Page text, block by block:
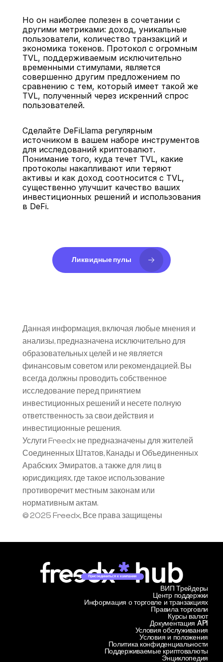
Но он наиболее полезен в сочетании с
другими метриками: доход, уникальные
пользователи, количество транзакций и
экономика токенов. Протокол с огромным
TVL, поддерживаемым исключительно
временными стимулами, является
совершенно другим предложением по
сравнению с тем, который имеет такой же
TVL, полученный через искренний спрос
пользователей.
Сделайте DeFiLlama регулярным
источником в вашем наборе инструментов
для исследований криптовалют.
Понимание того, куда течет TVL, какие
протоколы накапливают или теряют
активы и как доход соотносится с TVL,
существенно улучшит качество ваших
инвестиционных решений и использования
в DeFi.
Ликвидные пулы
Данная информация, включая любые мнения и
анализы, предназначена исключительно для
образовательных целей и не является
финансовым советом или рекомендацией. Вы
всегда должны проводить собственное
исследование перед принятием
инвестиционных решений и несете полную
ответственность за свои действия и
инвестиционные решения.
Услуги Freedx не предназначены для жителей
Соединенных Штатов, Канады и Объединенных
Арабских Эмиратов, а также для лиц в
юрисдикциях, где такое использование
противоречит местным законам или
нормативным актам.
© 2025 Freedx, Все права защищены
Присоединиться к кампании
Центр поддержки
Информация о торговле и транзакциях
ВИП Трейдеры
Правила торговли
Курсы валют
Документация API
Условия обслуживания
Условия и положения
Политика конфиденциальности
Поддерживаемые криптовалюты
Энциклопедия